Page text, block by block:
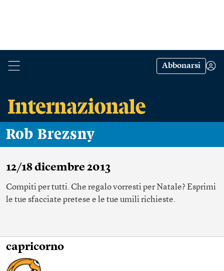
Abbonarsi
Rob Brezsny
12/18 dicembre 2013
Compiti per tutti. Che regalo vorresti per Natale? Esprimi
le tue sfacciate pretese e le tue umili richieste.
capricorno